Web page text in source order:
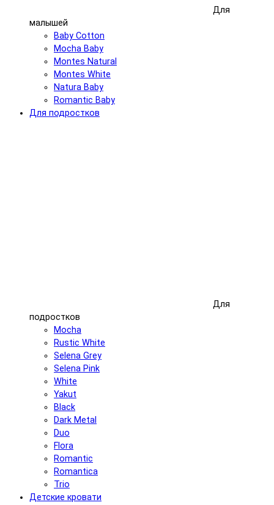
Для
малышей
Baby Cotton
Mocha Baby
Montes Natural
Montes White
Natura Baby
Romantic Baby
Для подростков
Для
подростков
Mocha
Rustic White
Selena Grey
Selena Pink
White
Yakut
Black
Dark Metal
Duo
Flora
Romantic
Romantica
Trio
Детские кровати